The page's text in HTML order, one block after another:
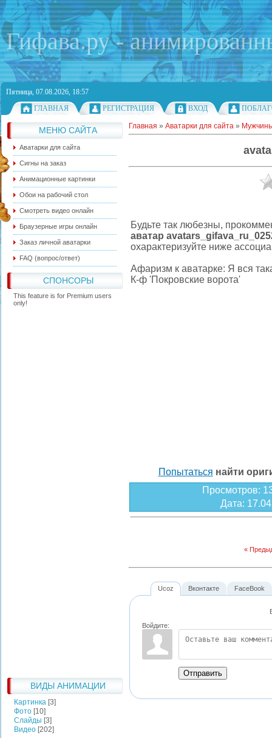
Гифава.ру -
Пятница, 07.08.2026, 18:57
ГЛАВНАЯ
РЕГИСТРАЦИЯ ВХОД
МЕНЮ САЙТА
Аватарки для сайта
Сигны на заказ
Анимационные картинки
Обои на рабочий стол
Смотреть видео онлайн
Браузерные игры онлайн
Заказ личной аватарки
FAQ (вопрос/ответ)
СПОНСОРЫ
This feature is for Premium users
only!
ВИДЫ АНИМАЦИИ
Картинка [3]
Фото [10]
Слайды [3]
Видео [202]
Главная » Аватарки для сайта »
Будьте так любезны,
аватар
охарактеризуйте ниже
Афаризм к аватарке: Я вся
К-ф 'Покровские ворота'
Попытаться найти
Просмотров:
Дата:
«
Ucoz
Войдите:
Отправить
Вконтакте FaceBook